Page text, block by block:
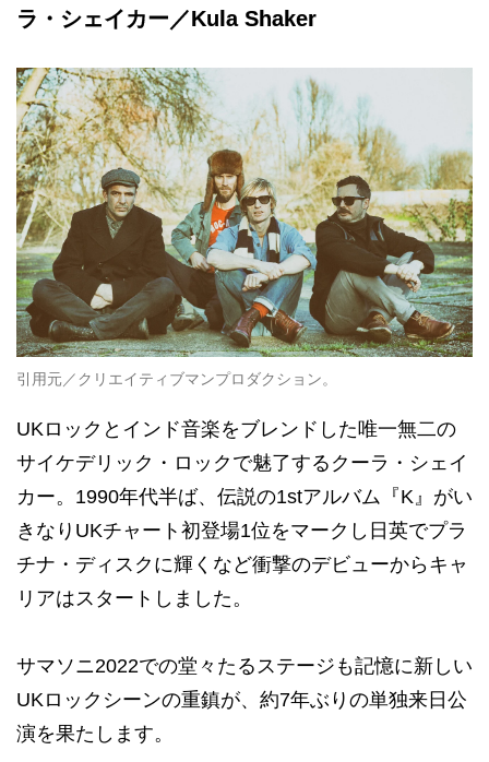
ラ・シェイカー／Kula Shaker
引用元／クリエイティブマンプロダクション。
UKロックとインド音楽をブレンドした唯一無二の
サイケデリック・ロックで魅了するクーラ・シェイ
カー。1990年代半ば、伝説の1stアルバム『K』がい
きなりUKチャート初登場1位をマークし日英でプラ
チナ・ディスクに輝くなど衝撃のデビューからキャ
リアはスタートしました。
サマソニ2022での堂々たるステージも記憶に新しい
UKロックシーンの重鎮が、約7年ぶりの単独来日公
演を果たします。